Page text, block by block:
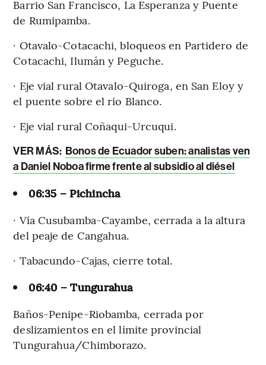
Barrio San Francisco, La Esperanza y Puente
de Rumipamba.
· Otavalo-Cotacachi, bloqueos en Partidero de
Cotacachi, Ilumán y Peguche.
· Eje vial rural Otavalo-Quiroga, en San Eloy y
el puente sobre el río Blanco.
· Eje vial rural Coñaqui-Urcuqui.
VER MÁS: Bonos de Ecuador suben: analistas ven
a Daniel Noboa firme frente al subsidio al diésel
06:35 – Pichincha
· Vía Cusubamba-Cayambe, cerrada a la altura
del peaje de Cangahua.
· Tabacundo-Cajas, cierre total.
06:40 – Tungurahua
Baños-Penipe-Riobamba, cerrada por
deslizamientos en el límite provincial
Tungurahua/Chimborazo.